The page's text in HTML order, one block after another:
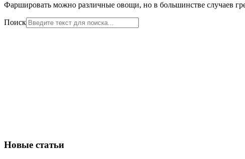
Фаршировать можно различные овощи, но в большинстве случаев
Поиск
Новые статьи